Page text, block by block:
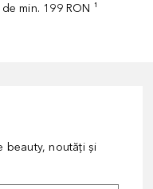
min. 199 RON ¹
beauty, noutăți și